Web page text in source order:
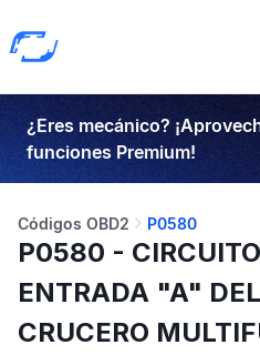
¿Eres mecánico?
funciones Premium!
Códigos OBD2 P0580
P0580 -
ENTRADA "A"
CRUCERO